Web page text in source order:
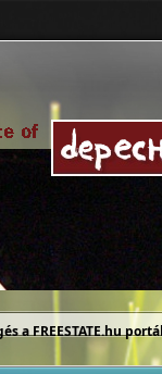
a FREESTATE.hu